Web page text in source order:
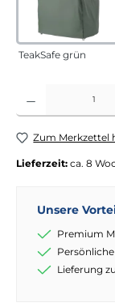
TeakSafe grün
Produkt Anzahl: Gib
Zum Merkzettel
Lieferzeit: ca. 8
Unsere
Premium
Lieferung